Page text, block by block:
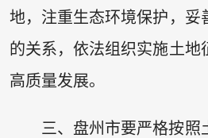
地，注重生态环境保护，妥
的关系，依法组织实施土地
高质量发展。
三、盘州市要严格按照